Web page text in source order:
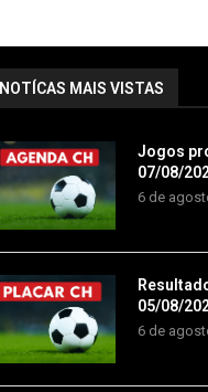
NOTÍCAS MAIS VISTAS
Jogos
07/08/
6 de
05/08/
6 de